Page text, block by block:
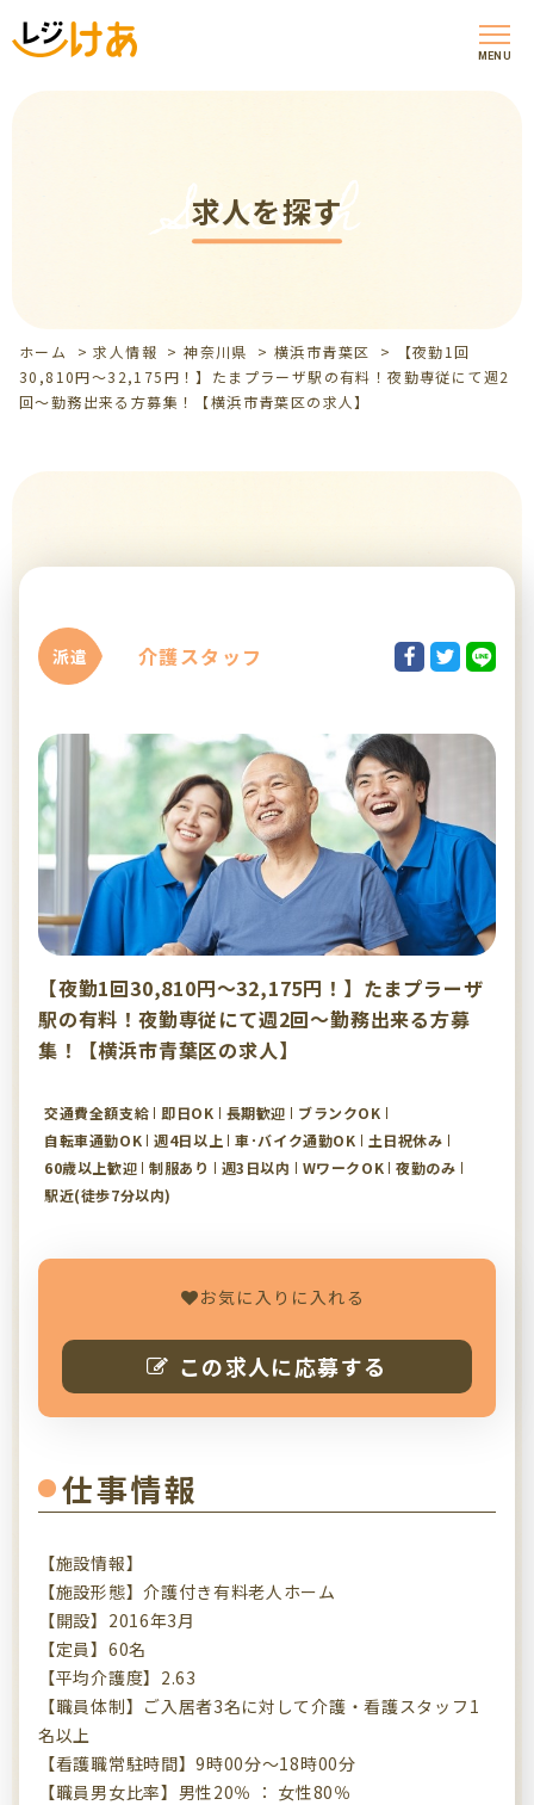
MENU
求人を探す
Search
ホーム >求人情報 >神奈川県 >横浜市青葉区 >
【夜勤1回
30,810円～32,175円！】たまプラーザ駅の有料！夜勤専従にて週2
回～勤務出来る方募集！【横浜市青葉区の求人】
派遣 介護スタッフ
【夜勤1回30,810円～32,175円！】たまプラーザ
駅の有料！夜勤専従にて週2回～勤務出来る方募
集！【横浜市青葉区の求人】
交通費全額支給 即日OK 長期歓迎
ブランクOK
自転車通勤OK
週4日以上 車･バイク通勤OK
土日祝休み
60歳以上歓迎
制服あり 週3日以内 WワークOK
夜勤のみ
駅近(徒歩7分以内)
お気に入りに入れる
この求人に応募する
仕事情報
【施設情報】
【施設形態】介護付き有料老人ホーム
【開設】2016年3月
【定員】60名
【平均介護度】2.63
【職員体制】ご入居者3名に対して介護・看護スタッフ1
名以上
【看護職常駐時間】9時00分～18時00分
【職員男女比率】男性20％ ： 女性80％